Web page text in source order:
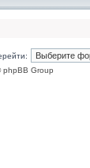
phpBB Group